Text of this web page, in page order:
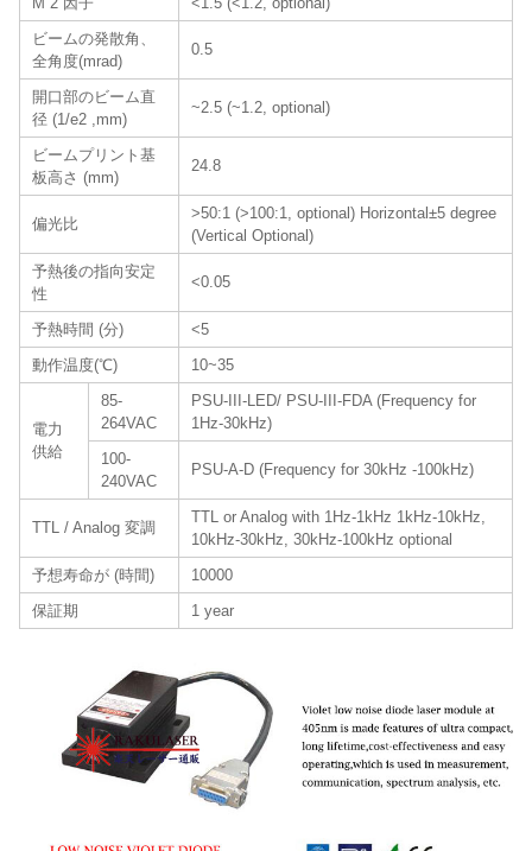
ビームの発散角、
全角度(mrad)
0.5
開口部のビーム直
径 (1/e2 ,mm)
~2.5 (~1.2, optional)
ビームプリント基
板高さ (mm)
24.8
偏光比
>50:1 (>100:1, optional) Horizontal±5 degree
(Vertical Optional)
予熱後の指向安定
性
<0.05
予熱時間 (分)
<5
動作温度(℃)
10~35
電力
供給
85-
264VAC
PSU-III-LED/ PSU-III-FDA (Frequency for
1Hz-30kHz)
100-
240VAC
PSU-A-D (Frequency for 30kHz -100kHz)
TTL / Analog 変調
TTL or Analog with 1Hz-1kHz 1kHz-10kHz,
10kHz-30kHz, 30kHz-100kHz optional
予想寿命が (時間)
10000
保証期
1 year